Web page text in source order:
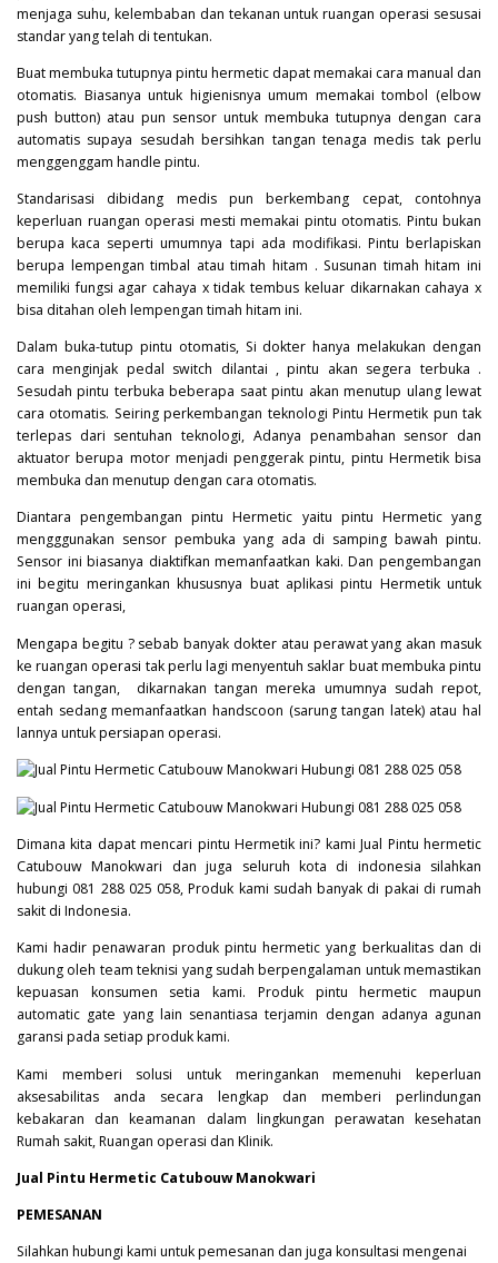
menjaga suhu, kelembaban dan tekanan untuk ruangan operasi sesusai
standar yang telah di tentukan.
Buat membuka tutupnya pintu hermetic dapat memakai cara manual dan
otomatis. Biasanya untuk higienisnya umum memakai tombol (elbow
push button) atau pun sensor untuk membuka tutupnya dengan cara
automatis supaya sesudah bersihkan tangan tenaga medis tak perlu
menggenggam handle pintu.
Standarisasi dibidang medis pun berkembang cepat, contohnya
keperluan ruangan operasi mesti memakai pintu otomatis. Pintu bukan
berupa kaca seperti umumnya tapi ada modifikasi. Pintu berlapiskan
berupa lempengan timbal atau timah hitam . Susunan timah hitam ini
memiliki fungsi agar cahaya x tidak tembus keluar dikarnakan cahaya x
bisa ditahan oleh lempengan timah hitam ini.
Dalam buka-tutup pintu otomatis, Si dokter hanya melakukan dengan
cara menginjak pedal switch dilantai , pintu akan segera terbuka .
Sesudah pintu terbuka beberapa saat pintu akan menutup ulang lewat
cara otomatis. Seiring perkembangan teknologi Pintu Hermetik pun tak
terlepas dari sentuhan teknologi, Adanya penambahan sensor dan
aktuator berupa motor menjadi penggerak pintu, pintu Hermetik bisa
membuka dan menutup dengan cara otomatis.
Diantara pengembangan pintu Hermetic yaitu pintu Hermetic yang
mengggunakan sensor pembuka yang ada di samping bawah pintu.
Sensor ini biasanya diaktifkan memanfaatkan kaki. Dan pengembangan
ini begitu meringankan khususnya buat aplikasi pintu Hermetik untuk
ruangan operasi,
Mengapa begitu ? sebab banyak dokter atau perawat yang akan masuk
ke ruangan operasi tak perlu lagi menyentuh saklar buat membuka pintu
dengan tangan, dikarnakan tangan mereka umumnya sudah repot,
entah sedang memanfaatkan handscoon (sarung tangan latek) atau hal
lannya untuk persiapan operasi.
Dimana kita dapat mencari pintu Hermetik ini? kami Jual Pintu hermetic
Catubouw Manokwari dan juga seluruh kota di indonesia silahkan
hubungi 081 288 025 058, Produk kami sudah banyak di pakai di rumah
sakit di Indonesia.
Kami hadir penawaran produk pintu hermetic yang berkualitas dan di
dukung oleh team teknisi yang sudah berpengalaman untuk memastikan
kepuasan konsumen setia kami. Produk pintu hermetic maupun
automatic gate yang lain senantiasa terjamin dengan adanya agunan
garansi pada setiap produk kami.
Kami memberi solusi untuk meringankan memenuhi keperluan
aksesabilitas anda secara lengkap dan memberi perlindungan
kebakaran dan keamanan dalam lingkungan perawatan kesehatan
Rumah sakit, Ruangan operasi dan Klinik.
Jual Pintu Hermetic Catubouw Manokwari
PEMESANAN
Silahkan hubungi kami untuk pemesanan dan juga konsultasi mengenai